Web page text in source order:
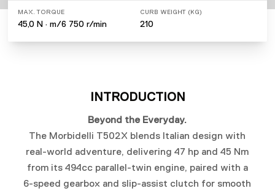
MAX. TORQUE
45,0 N · m/6 750 r/min
CURB WEIGHT (KG)
210
INTRODUCTION
Beyond the Everyday.
The Morbidelli T502X blends Italian design with
real-world adventure, delivering 47 hp and 45 Nm
from its 494cc parallel-twin engine, paired with a
6-speed gearbox and slip-assist clutch for smooth